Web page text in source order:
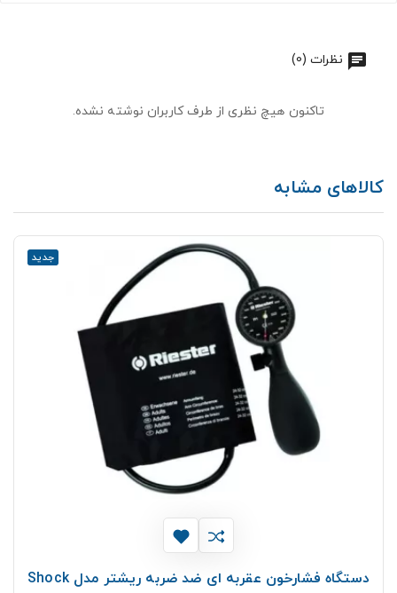
نظرات (0)
تاکنون هیچ نظری از طرف کاربران نوشته نشده.
کالاهای مشابه
جدید
دستگاه فشارخون عقربه ای ضد ضربه ریشتر مدل Shock